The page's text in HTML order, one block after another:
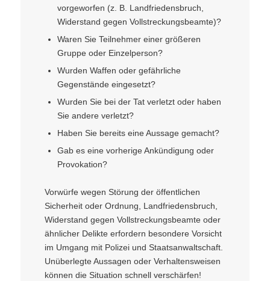
vorgeworfen (z. B. Landfriedensbruch,
Widerstand gegen Vollstreckungsbeamte)?
Waren Sie Teilnehmer einer größeren
Gruppe oder Einzelperson?
Wurden Waffen oder gefährliche
Gegenstände eingesetzt?
Wurden Sie bei der Tat verletzt oder haben
Sie andere verletzt?
Haben Sie bereits eine Aussage gemacht?
Gab es eine vorherige Ankündigung oder
Provokation?
Vorwürfe wegen Störung der öffentlichen
Sicherheit oder Ordnung, Landfriedensbruch,
Widerstand gegen Vollstreckungsbeamte oder
ähnlicher Delikte erfordern besondere Vorsicht
im Umgang mit Polizei und Staatsanwaltschaft.
Unüberlegte Aussagen oder Verhaltensweisen
können die Situation schnell verschärfen!